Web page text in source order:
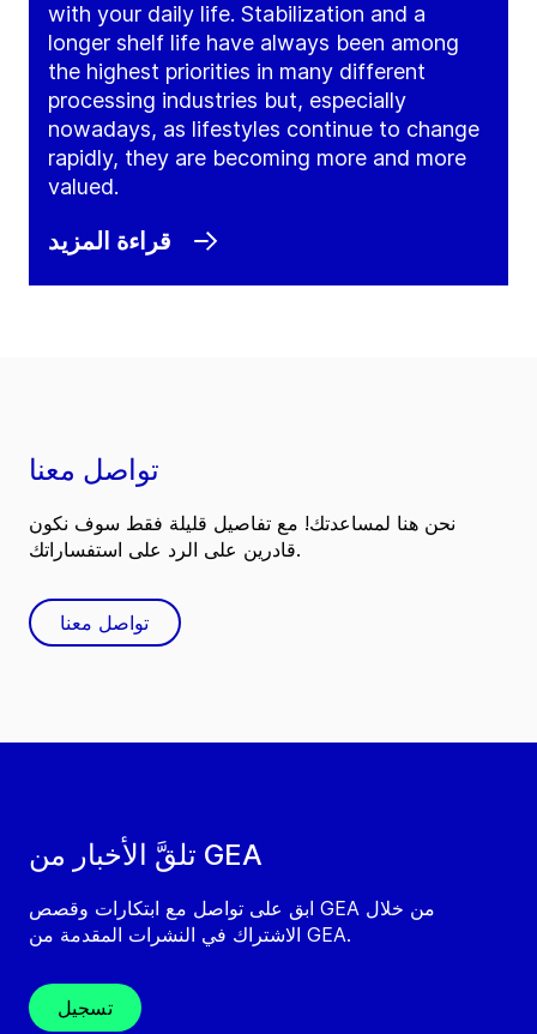
with your daily life. Stabilization and a
longer shelf life have always been among
the highest priorities in many different
processing industries but, especially
nowadays, as lifestyles continue to change
rapidly, they are becoming more and more
valued.
قراءة المزيد
تلقَّ الأخبار من GEA
ابق على تواصل مع ابتكارات وقصص GEA من خلال
الاشتراك في النشرات المقدمة من GEA.
تسجيل
تواصل معنا
نحن هنا لمساعدتك! مع تفاصيل قليلة فقط سوف نكون
قادرين على الرد على استفساراتك.
تواصل معنا